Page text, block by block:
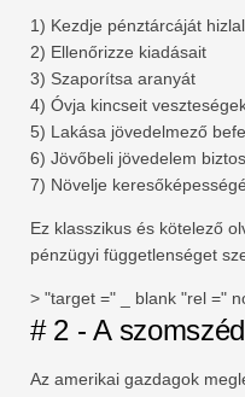
1) Kezdje pénztárcáját
2) Ellenőrizze kiadásait
3) Szaporítsa aranyát
4) Óvja kincseit
5) Lakása jövedelmező
6) Jövőbeli jövedelem
7) Növelje
Ez klasszikus és kötelező
pénzügyi függetlenséget
> "target =" _ blank "rel ="
# 2 - A
Az amerikai gazdagok